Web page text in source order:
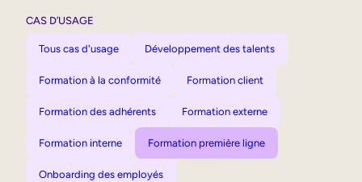
CAS D’USAGE
Tous cas d'usage Développement des talents
Formation à la conformité Formation client
Formation des adhérents Formation externe
Formation interne Formation première ligne
Onboarding des employés